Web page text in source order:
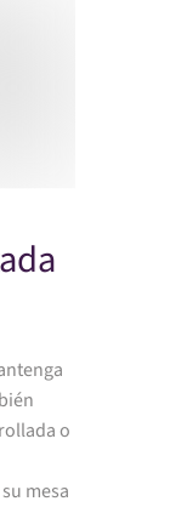
o
mesa